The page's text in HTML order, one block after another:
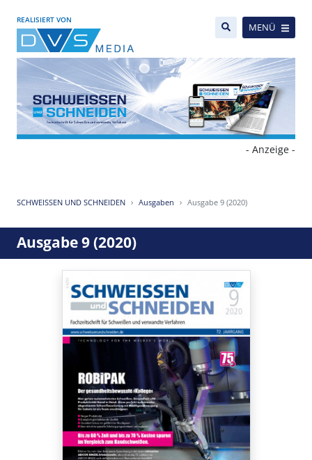
REALISIERT VON
MENÜ
- Anzeige -
SCHWEISSEN UND SCHNEIDEN Ausgaben Ausgabe 9 (2020)
Ausgabe 9 (2020)